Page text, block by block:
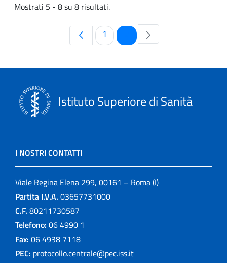
Mostrati 5 - 8 su 8 risultati.
Pagina
1 Pagina
Istituto Superiore di Sanità
I NOSTRI CONTATTI
Viale Regina Elena 299, 00161 – Roma (I)
Partita I.V.A. 03657731000
C.F. 80211730587
Telefono: 06 4990 1
Fax: 06 4938 7118
PEC: protocollo.centrale@pec.iss.it